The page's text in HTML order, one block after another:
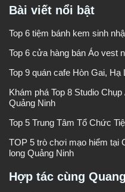
Bài viết nổi bật
Top 6 tiệm bánh kem sinh
Top 6 cửa hàng bán Áo vest
Top 9 quán cafe Hòn Gai,
Khám phá Top 8 Studio
Quảng Ninh
Top 5 Trung Tâm Tổ Chức
TOP 5 trò chơi mạo hiểm tại
long Quảng Ninh
Hợp tác cùng